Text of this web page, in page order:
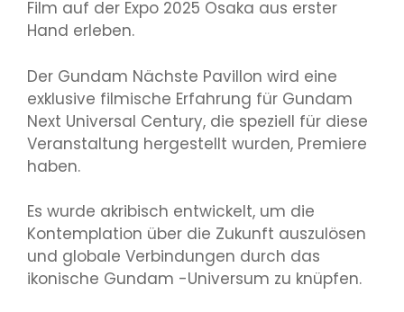
Film auf der Expo 2025 Osaka aus erster
Hand erleben.
Der Gundam Nächste Pavillon wird eine
exklusive filmische Erfahrung für Gundam
Next Universal Century, die speziell für diese
Veranstaltung hergestellt wurden, Premiere
haben.
Es wurde akribisch entwickelt, um die
Kontemplation über die Zukunft auszulösen
und globale Verbindungen durch das
ikonische Gundam -Universum zu knüpfen.